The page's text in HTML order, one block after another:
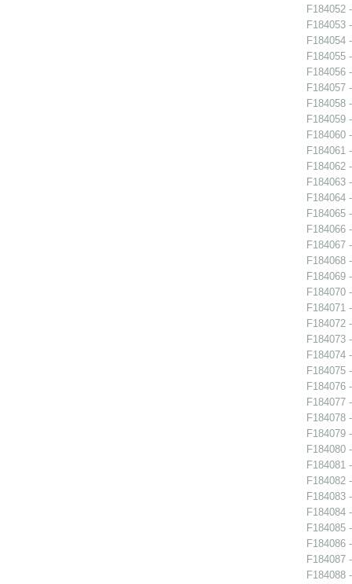
F184052
F184053
F184054
F184055
F184056
F184057
F184058
F184059
F184060
F184061
F184062
F184063
F184064
F184065
F184066
F184067
F184068
F184069
F184070
F184071
F184072
F184073
F184074
F184075
F184076
F184077
F184078
F184079
F184080
F184081
F184082
F184083
F184084
F184085
F184086
F184087
F184088